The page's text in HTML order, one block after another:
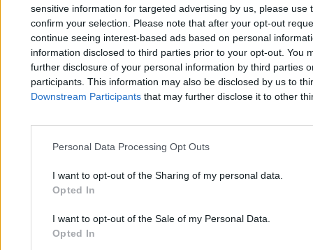
sensitive information for targeted advertising by us, please use
confirm your selection. Please note that after your opt-out
continue seeing interest-based ads based on personal
information disclosed to third parties prior to your opt-out. You
further disclosure of your personal information by third parties
participants. This information may also be disclosed by us to
Downstream Participants that may further disclose it to other
Personal Data Processing Opt Outs
I want to opt-out of the Sharing of my personal data.
Opted In
I want to opt-out of the Sale of my Personal Data.
Opted In
obejrzysz już nawet meczu”
Mateusz Chrobok
25.04.2026
13 min
Najpopularniejsze